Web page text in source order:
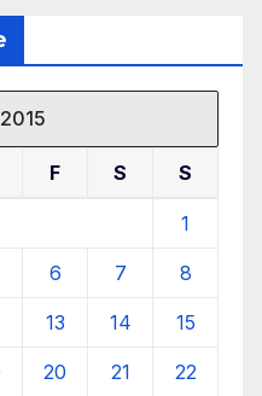
F S S
1
6 7 8
13 14 15
20 21 22